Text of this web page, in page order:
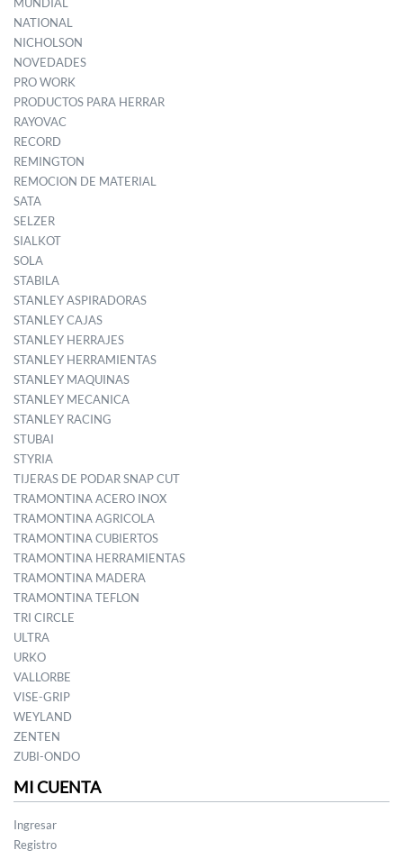
NATIONAL
NICHOLSON
NOVEDADES
PRO WORK
PRODUCTOS PARA HERRAR
RAYOVAC
RECORD
REMINGTON
REMOCION DE MATERIAL
SATA
SELZER
SIALKOT
SOLA
STABILA
STANLEY ASPIRADORAS
STANLEY CAJAS
STANLEY HERRAJES
STANLEY HERRAMIENTAS
STANLEY MAQUINAS
STANLEY MECANICA
STANLEY RACING
STUBAI
STYRIA
TIJERAS DE PODAR SNAP CUT
TRAMONTINA ACERO INOX
TRAMONTINA AGRICOLA
TRAMONTINA CUBIERTOS
TRAMONTINA HERRAMIENTAS
TRAMONTINA MADERA
TRAMONTINA TEFLON
TRI CIRCLE
ULTRA
URKO
VALLORBE
VISE-GRIP
WEYLAND
ZENTEN
ZUBI-ONDO
MI CUENTA
Ingresar
Registro